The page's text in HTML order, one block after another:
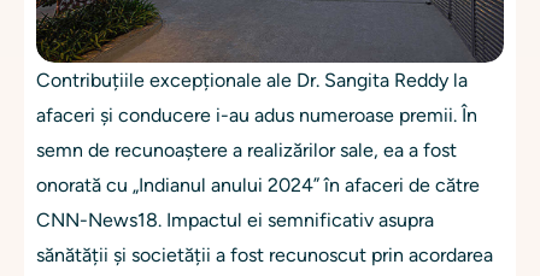
Contribuțiile excepționale ale Dr. Sangita Reddy la
afaceri și conducere i-au adus numeroase premii. În
semn de recunoaștere a realizărilor sale, ea a fost
onorată cu „Indianul anului 2024” în afaceri de către
CNN-News18. Impactul ei semnificativ asupra
sănătății și societății a fost recunoscut prin acordarea